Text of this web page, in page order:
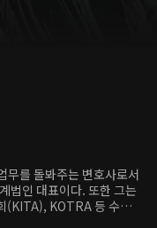
무를 돌봐주는 변호사로서
법인 대표이다. 또한 그는
(KITA), KOTRA 등 수많